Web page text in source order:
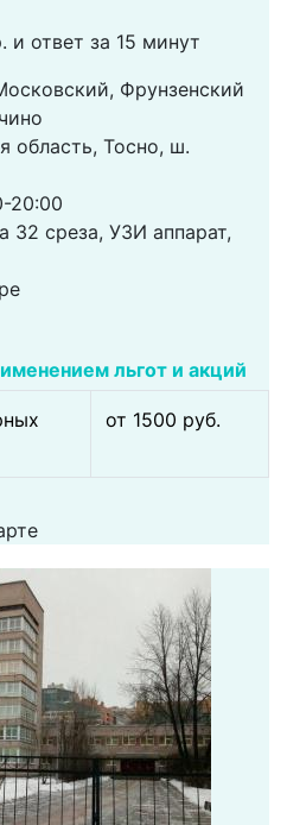
ответ за 15 минут
Фрунзенский
область, Тосно, ш.
20:00
32 среза, УЗИ аппарат,
льгот и акций
от 1500 pуб.